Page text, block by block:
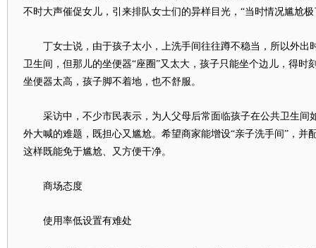
不时大声催促女儿，引来排队女士们的异样目光，“当时情况尴尬极
丁女士说，由于孩子太小，上洗手间往往蹲不稳当，所以外出
卫生间，但那儿的坐便器“座圈”又太大，孩子只能坐个边儿，得时
坐便器太高，孩子脚不着地，也不舒服。
采访中，不少市民表示，为人父母后常面临孩子在公共卫生间
外大喊的难题，既担心又尴尬。希望商家能增设“亲子洗手间”，并
这样既能免于尴尬、又方便干净。
商场态度
使用率低设置有难处